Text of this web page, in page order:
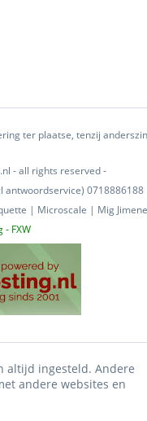
ter plaatse, tenzij
- all rights reserved -
| Microscale | Mig
- FXW
altijd ingesteld. Andere
andere websites en